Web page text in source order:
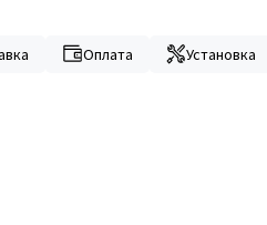
Оплата Установка